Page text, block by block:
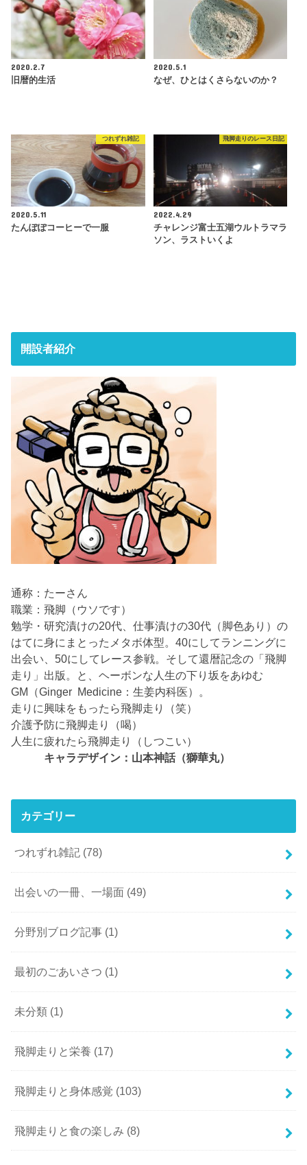
2020.2.7
旧暦的生活
2020.5.1
なぜ、ひとはくさらないのか？
つれずれ雑記
2020.5.11
たんぽぽコーヒーで一服
飛脚走りのレース日記
2022.4.29
チャレンジ富士五湖ウルトラマラ
ソン、ラストいくよ
開設者紹介
通称：たーさん
職業：飛脚（ウソです）
勉学・研究漬けの20代、仕事漬けの30代（脚色あり）の
はてに身にまとったメタボ体型。40にしてランニングに
出会い、50にしてレース参戦。そして還暦記念の「飛脚
走り」出版。と、ヘーボンな人生の下り坂をあゆむ
GM（Ginger Medicine：生姜内科医）。
走りに興味をもったら飛脚走り（笑）
介護予防に飛脚走り（喝）
人生に疲れたら飛脚走り（しつこい）
キャラデザイン：山本神話（獅華丸）
カテゴリー
つれずれ雑記 (78)
出会いの一冊、一場面 (49)
分野別ブログ記事 (1)
最初のごあいさつ (1)
未分類 (1)
飛脚走りと栄養 (17)
飛脚走りと身体感覚 (103)
飛脚走りと食の楽しみ (8)